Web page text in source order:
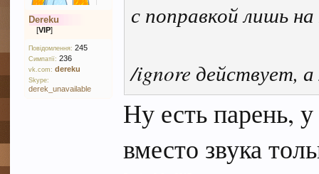
Dereku
[VIP]
Повідомлення: 245
Симпатії: 236
vk.com: dereku
Skype:
derek_unavailable
с поправкой лишь
/ignore действует,
Ну есть парень,
вместо звука